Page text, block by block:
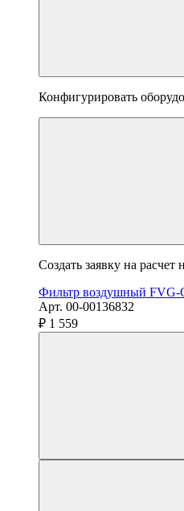
Конфигурировать
Создать заявку на расчет
Фильтр воздушный FVG-
Арт. 00-00136832
₽ 1 559